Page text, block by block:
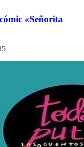
«Señorita